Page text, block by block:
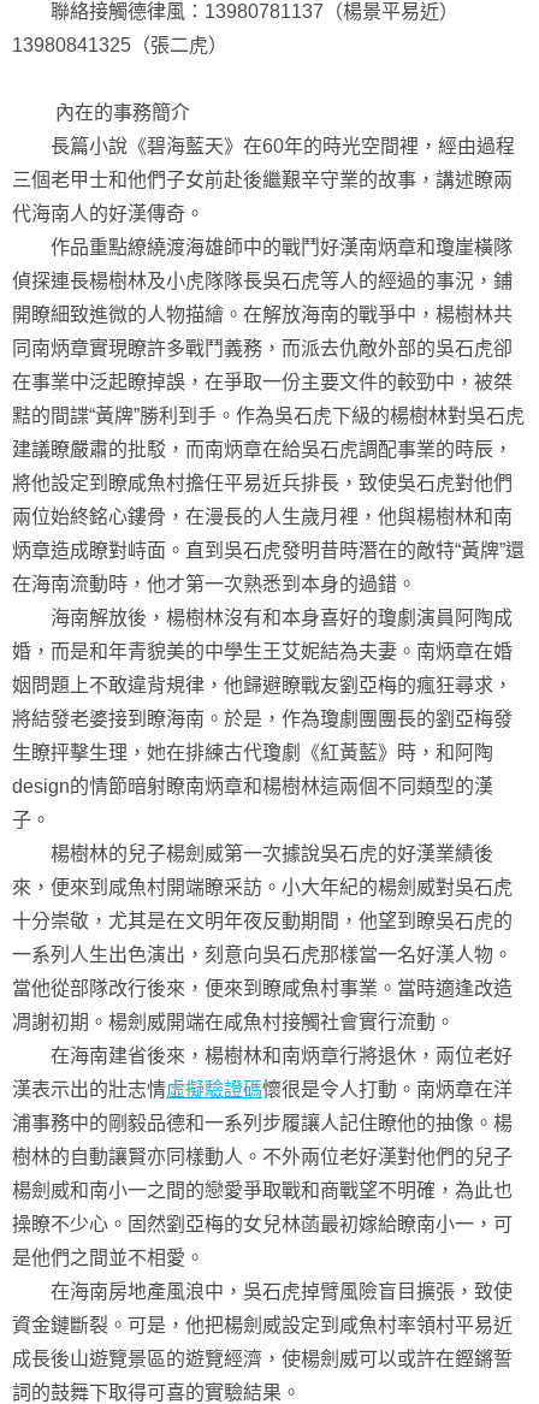
聯絡接觸德律風：13980781137（楊景平易近）
13980841325（張二虎）
內在的事務簡介
長篇小說《碧海藍天》在60年的時光空間裡，經由過程
三個老甲士和他們子女前赴後繼艱辛守業的故事，講述瞭兩
代海南人的好漢傳奇。
作品重點繚繞渡海雄師中的戰鬥好漢南炳章和瓊崖橫隊
偵探連長楊樹林及小虎隊隊長吳石虎等人的經過的事況，鋪
開瞭細致進微的人物描繪。在解放海南的戰爭中，楊樹林共
同南炳章實現瞭許多戰鬥義務，而派去仇敵外部的吳石虎卻
在事業中泛起瞭掉誤，在爭取一份主要文件的較勁中，被桀
黠的間諜“黃牌”勝利到手。作為吳石虎下級的楊樹林對吳石虎
建議瞭嚴肅的批駁，而南炳章在給吳石虎調配事業的時辰，
將他設定到瞭咸魚村擔任平易近兵排長，致使吳石虎對他們
兩位始終銘心鏤骨，在漫長的人生歲月裡，他與楊樹林和南
炳章造成瞭對峙面。直到吳石虎發明昔時潛在的敵特“黃牌”還
在海南流動時，他才第一次熟悉到本身的過錯。
海南解放後，楊樹林沒有和本身喜好的瓊劇演員阿陶成
婚，而是和年青貌美的中學生王艾妮結為夫妻。南炳章在婚
姻問題上不敢違背規律，他歸避瞭戰友劉亞梅的瘋狂尋求，
將結發老婆接到瞭海南。於是，作為瓊劇團團長的劉亞梅發
生瞭抨擊生理，她在排練古代瓊劇《紅黃藍》時，和阿陶
design的情節暗射瞭南炳章和楊樹林這兩個不同類型的漢
子。
楊樹林的兒子楊劍威第一次據說吳石虎的好漢業績後
來，便來到咸魚村開端瞭采訪。小大年紀的楊劍威對吳石虎
十分崇敬，尤其是在文明年夜反動期間，他望到瞭吳石虎的
一系列人生出色演出，刻意向吳石虎那樣當一名好漢人物。
當他從部隊改行後來，便來到瞭咸魚村事業。當時適逢改造
凋謝初期。楊劍威開端在咸魚村接觸社會實行流動。
在海南建省後來，楊樹林和南炳章行將退休，兩位老好
漢表示出的壯志情虛擬驗證碼懷很是令人打動。南炳章在洋
浦事務中的剛毅品德和一系列步履讓人記住瞭他的抽像。楊
樹林的自動讓賢亦同樣動人。不外兩位老好漢對他們的兒子
楊劍威和南小一之間的戀愛爭取戰和商戰望不明確，為此也
操瞭不少心。固然劉亞梅的女兒林菡最初嫁給瞭南小一，可
是他們之間並不相愛。
在海南房地產風浪中，吳石虎掉臂風險盲目擴張，致使
資金鏈斷裂。可是，他把楊劍威設定到咸魚村率領村平易近
成長後山遊覽景區的遊覽經濟，使楊劍威可以或許在鏗鏘誓
詞的鼓舞下取得可喜的實驗結果。